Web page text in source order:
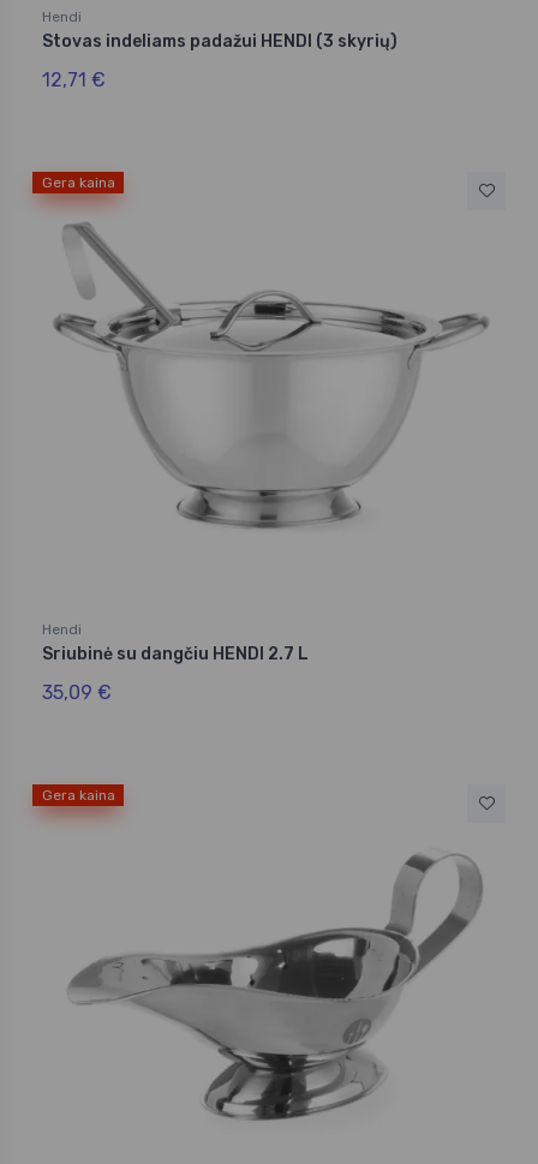
Hendi
Stovas indeliams padažui HENDI (3 skyrių)
12,71 €
Gera kaina
Hendi
Sriubinė su dangčiu HENDI 2.7 L
35,09 €
Gera kaina